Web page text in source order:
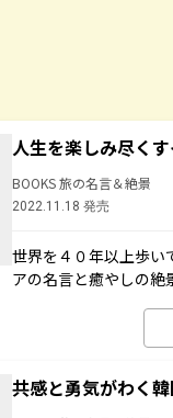
人生を楽しみ尽く
BOOKS 旅の名言＆絶景
2022.11.18 発売
世界を４０年以上歩い
アの名言と癒やしの絶
共感と勇気がわく